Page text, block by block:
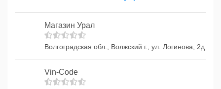
Магазин Урал
Волгоградская обл., Волжский г., ул. Логинова, 2д
Vin-Code